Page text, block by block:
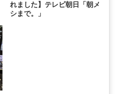
れました】テレビ朝日「朝メ
シまで。」